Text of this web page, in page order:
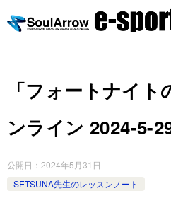
「フォートナイ
ンライン 2024-5-
公開日： 2024年5月31日
SETSUNA先生のレッスンノート